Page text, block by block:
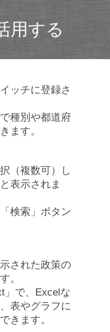
用する
ッチに登録さ
種別や都道府
ます。
（複数可）し
表示されま
検索」ボタン
された政策の
。
」で、Excelな
表やグラフに
きます。